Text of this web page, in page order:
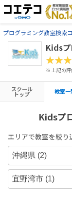
プログラミング教室検索
Kidsプ
※ 上記の評
スクール
トップ 教室一
Kidsプ
エリアで教室を絞り